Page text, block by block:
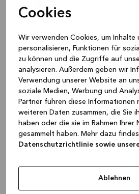
Cookies
Wir verwenden Cookies, um Inhalte
personalisieren, Funktionen für
zu können und die Zugriffe auf
analysieren. Außerdem geben wir
Verwendung unserer Website an
soziale Medien, Werbung und
Partner führen diese Informationen
weiteren Daten zusammen, die Sie
haben oder die sie im Rahmen Ihrer
gesammelt haben. Mehr dazu
Datenschutzrichtlinie sowie
Ablehnen
Plus Versandkosten
In mehreren Farben erhältlich
NIVO
Regale, Schwarz, 420
G01-20130
242,99 €
Plus Versandkosten